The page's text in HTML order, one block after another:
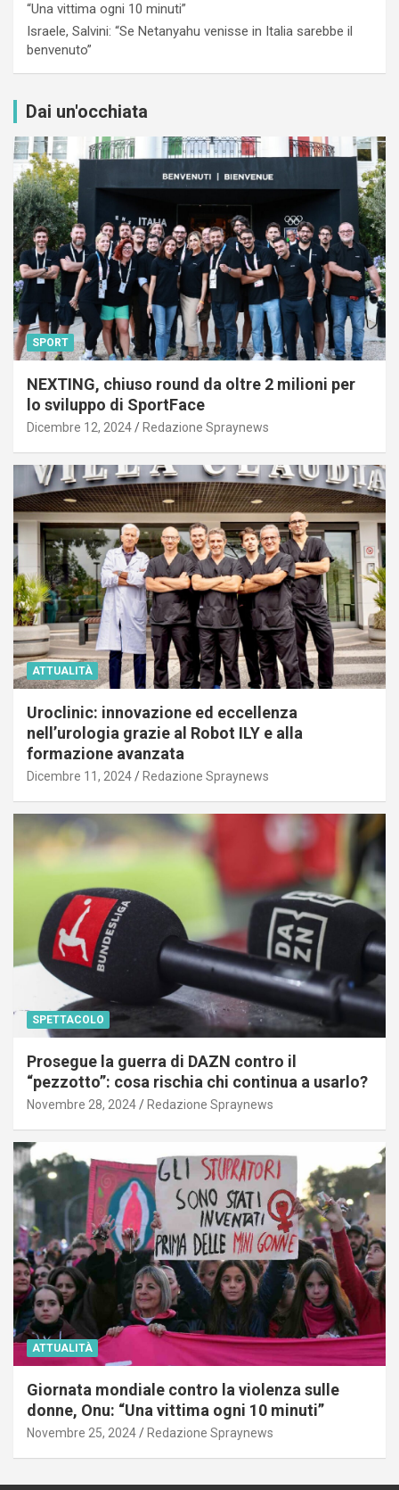
“Una vittima ogni 10 minuti”
Israele, Salvini: “Se Netanyahu venisse in Italia sarebbe il
benvenuto”
Dai un'occhiata
SPORT
NEXTING, chiuso round da oltre 2 milioni per
lo sviluppo di SportFace
Dicembre 12, 2024 Redazione Spraynews
ATTUALITÀ
Uroclinic: innovazione ed eccellenza
nell’urologia grazie al Robot ILY e alla
formazione avanzata
Dicembre 11, 2024 Redazione Spraynews
SPETTACOLO
Prosegue la guerra di DAZN contro il
“pezzotto”: cosa rischia chi continua a usarlo?
Novembre 28, 2024 Redazione Spraynews
ATTUALITÀ
Giornata mondiale contro la violenza sulle
donne, Onu: “Una vittima ogni 10 minuti”
Novembre 25, 2024 Redazione Spraynews